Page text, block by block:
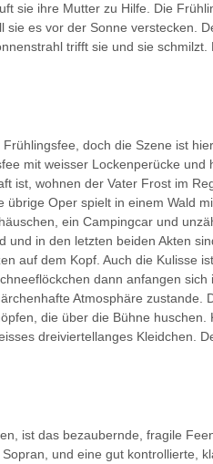
sie ihre Mutter zu Hilfe. Die
es vor der Sonne verstecken.
trifft sie und sie
doch die Szene ist
mit weisser Lockenperücke und
ist, wohnen der Vater Frost im
Oper spielt in einem Wald
ein Campingcar und
in den letzten beiden Akten
auf dem Kopf. Auch die Kulisse
dann anfangen sich
Atmosphäre zustande.
die über die Bühne huschen.
dreiviertellanges Kleidchen.
ist das bezaubernde, fragile
und eine gut kontrollierte,